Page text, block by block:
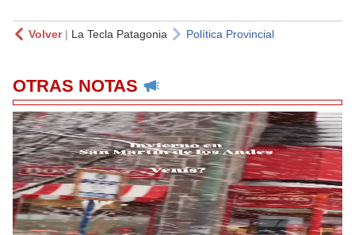
Volver| La Tecla Patagonia Política Provincial
OTRAS NOTAS